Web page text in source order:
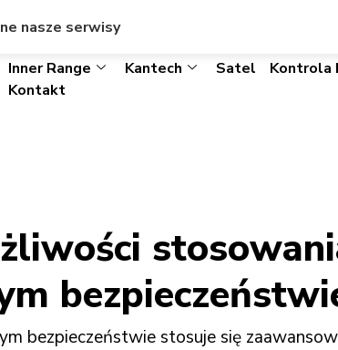
+48895342323
Inner Range Kantech Satel Kontrola
Kontakt
bezpieczeństwie stosuje się
nasze serwisy